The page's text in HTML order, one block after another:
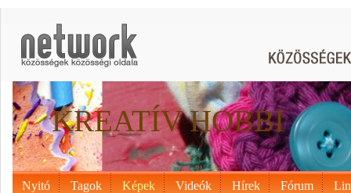
KREATÍV HOBBI
Nyitó Tagok Képek Videók Hírek Fórum